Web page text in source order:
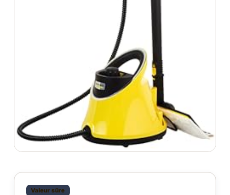
Valeur sûre